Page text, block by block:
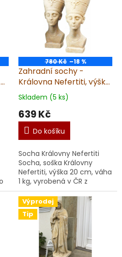
780 Kč –18 %
Zahradní sochy -
Královna Nefertiti, výška
20 cm, 1 kg, pískovec
Skladem (5 ks)
639 Kč
Do košíku
Socha Královny Nefertiti
Socha, soška Královny
Nefertiti, výška 20 cm, váha
1 kg, vyrobená v ČR z
kvalitního umělého
pískovce. Ručně
zpracovaná socha, soška s
detai...
Výprodej
Tip